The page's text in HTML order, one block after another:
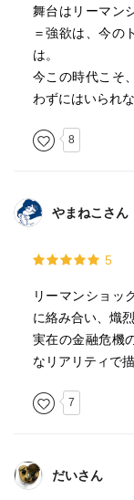
舞台はリーマン
＝強欲は、今の
は。
今この時代こそ
わずにはいられな
8
やまねこさん
5
リーマンショッ
に絡み合い、熾
実在の金融危機
なリアリティで
7
だいさん